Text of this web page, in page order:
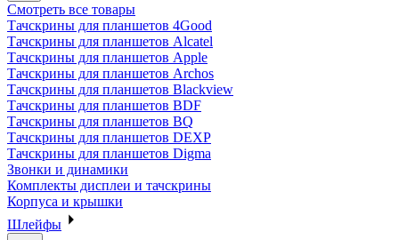
Смотреть все товары
Тачскрины для планшетов 4Good
Тачскрины для планшетов Alcatel
Тачскрины для планшетов Apple
Тачскрины для планшетов Archos
Тачскрины для планшетов Blackview
Тачскрины для планшетов BDF
Тачскрины для планшетов BQ
Тачскрины для планшетов DEXP
Тачскрины для планшетов Digma
Звонки и динамики
Комплекты дисплеи и тачскрины
Корпуса и крышки
Шлейфы